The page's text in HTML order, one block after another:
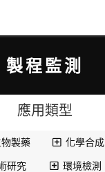
製程監測
應用類型
製藥 化學合成
研究 環境檢測